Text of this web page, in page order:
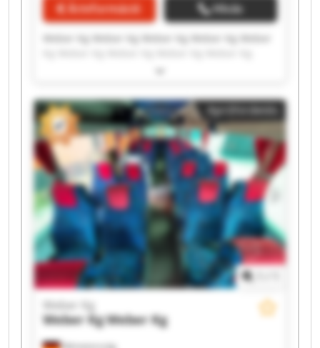
Árinformáció Hívás
Weber Kg Weber Kg Weber Kg Weber Kg Weber
Weber Kg Weber Kg
Apróhirdetés
Weber Kg
Weber KgWeber Kg